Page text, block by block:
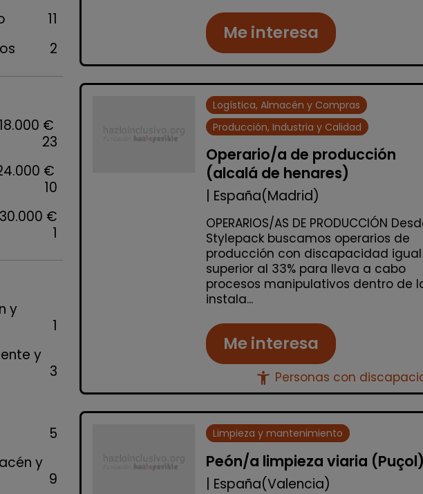
11
2
€
23
€
10
€
1
y
1
y
3
5
y
9
Me interesa
Logística, Almacén y Compras
Producción, Industria y Calidad
Operario/a de producción
(alcalá de henares)
| España(Madrid)
OPERARIOS/AS DE PRODUCCIÓN
Stylepack buscamos operarios de
producción con discapacidad
superior al 33% para lleva a cabo
procesos manipulativos dentro de
instala...
Me interesa
accessibility_new Personas con
Limpieza y mantenimiento
Peón/a limpieza viaria (Puçol)
| España(Valencia)